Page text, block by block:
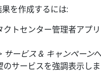
を作成するには:
クトセンター管理者アプ
サービス & キャンペーン
のサービスを強調表示し